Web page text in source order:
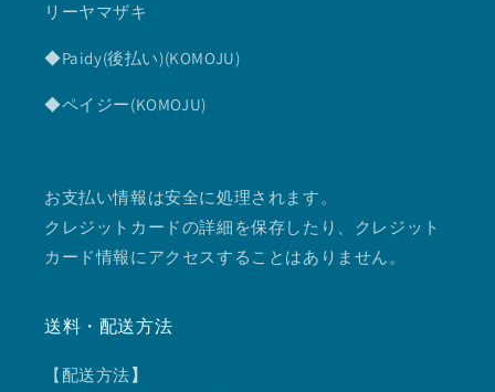
リーヤマザキ
◆Paidy(後払い)(KOMOJU)
◆ペイジー(KOMOJU)
お支払い情報は安全に処理されます。
クレジットカードの詳細を保存したり、クレジット
カード情報にアクセスすることはありません。
送料・配送方法
【配送方法】